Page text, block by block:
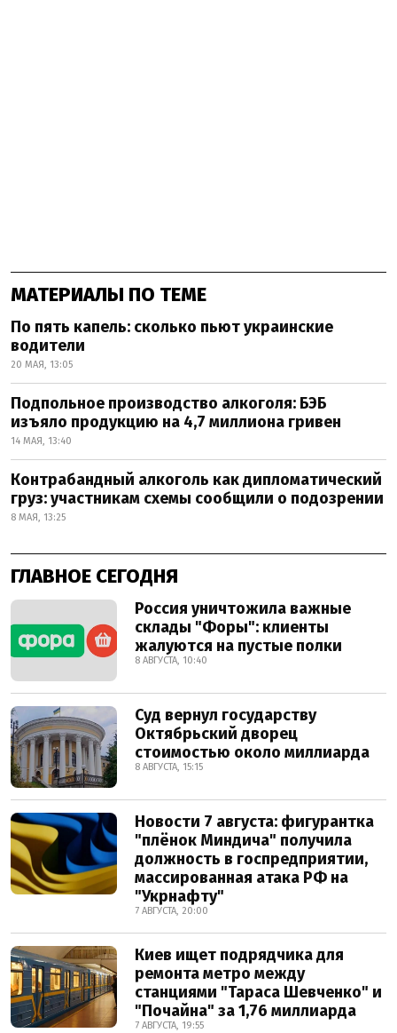
МАТЕРИАЛЫ ПО ТЕМЕ
По пять капель: сколько пьют украинские
водители
20 МАЯ, 13:05
Подпольное производство алкоголя: БЭБ
изъяло продукцию на 4,7 миллиона гривен
14 МАЯ, 13:40
Контрабандный алкоголь как дипломатический
груз: участникам схемы сообщили о подозрении
8 МАЯ, 13:25
ГЛАВНОЕ СЕГОДНЯ
Россия уничтожила важные
склады "Форы": клиенты
жалуются на пустые полки
8 АВГУСТА, 10:40
Суд вернул государству
Октябрьский дворец
стоимостью около миллиарда
8 АВГУСТА, 15:15
Новости 7 августа: фигурантка
"плёнок Миндича" получила
должность в госпредприятии,
массированная атака РФ на
"Укрнафту"
7 АВГУСТА, 20:00
Киев ищет подрядчика для
ремонта метро между
станциями "Тараса Шевченко" и
"Почайна" за 1,76 миллиарда
7 АВГУСТА, 19:55